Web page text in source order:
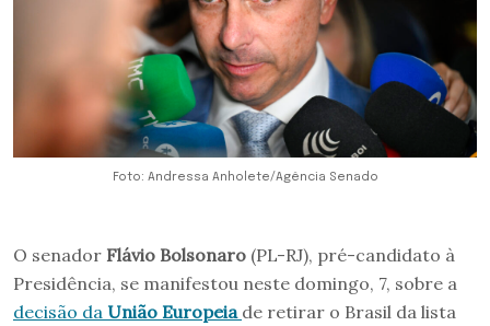
Foto: Andressa Anholete/Agência Senado
O senador Flávio Bolsonaro (PL-RJ), pré-candidato à
Presidência, se manifestou neste domingo, 7, sobre a
decisão da União Europeia de retirar o Brasil da lista